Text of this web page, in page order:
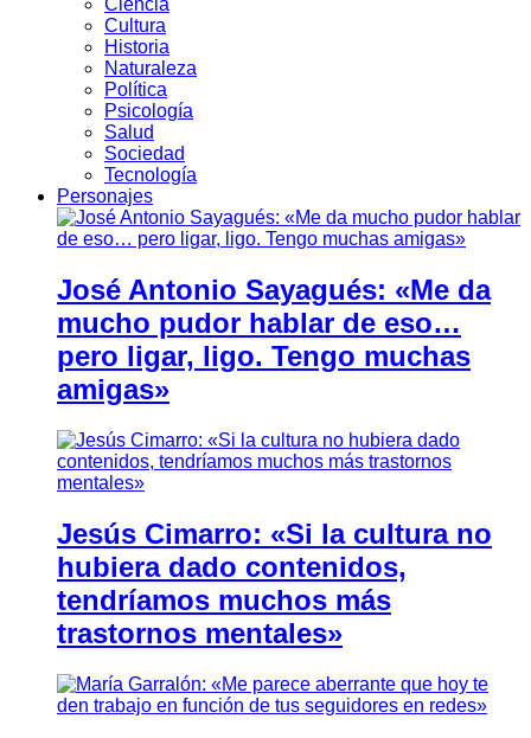
Ciencia
Cultura
Historia
Naturaleza
Política
Psicología
Salud
Sociedad
Tecnología
Personajes
José Antonio Sayagués: «Me da
mucho pudor hablar de eso…
pero ligar, ligo. Tengo muchas
amigas»
Jesús Cimarro: «Si la cultura no
hubiera dado contenidos,
tendríamos muchos más
trastornos mentales»